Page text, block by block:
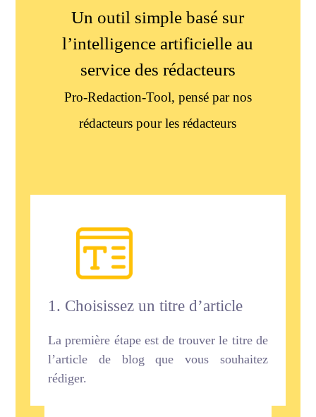
Un outil simple basé sur
l’intelligence artificielle au
service des rédacteurs
Pro-Redaction-Tool, pensé par nos
rédacteurs pour les rédacteurs
1. Choisissez un titre d’article
La première étape est de trouver le titre de
l’article de blog que vous souhaitez
rédiger.